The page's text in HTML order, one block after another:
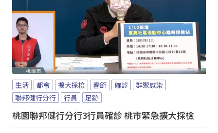
生活 都會 擴大採檢 春節 確診
群聚感染
聯邦健行分行
行員 足跡
桃園聯邦健行分行3行員確診 桃市緊急擴大採檢